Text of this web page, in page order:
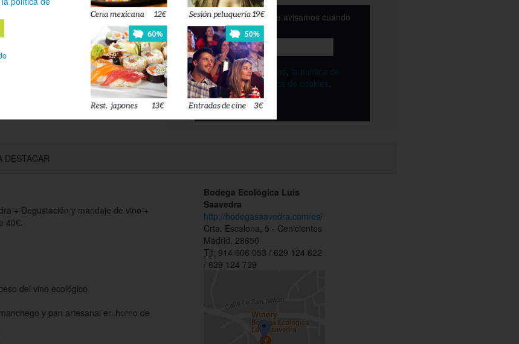
Déjanos tu email y te avisamos cuando
esté disponible
Acepto lostérminos, la política de
privacidadyla política de cookies.
DESTACAR
+ Degustación y maridaje de vino +
40€.
del vino ecológico
y pan artesanal en horno de
Bodega Ecológica Luis
Saavedra
http://bodegasaavedra.com/es/
Crta. Escalona, 5 - Cenicientos
Madrid, 28650
Tlf: 914 606 053 / 629 124 622
/ 629 124 729